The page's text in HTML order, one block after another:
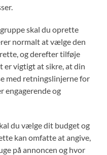
skal du oprette
normalt at vælge den
og derefter tilføje
er vigtigt at sikre, at din
med retningslinjerne for
engagerende og
du vælge dit budget og
kan omfatte at angive,
på annoncen og hvor